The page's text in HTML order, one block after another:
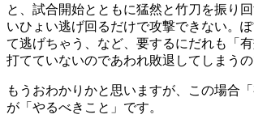
と、試合開始とともに猛然と竹刀を振り
いひょい逃げ回るだけで攻撃できない。
て逃げちゃう、など、要するにだれも「
打てていないのであわれ敗退してしまうの
もうおわかりかと思いますが、この場合「
が「やるべきこと」です。